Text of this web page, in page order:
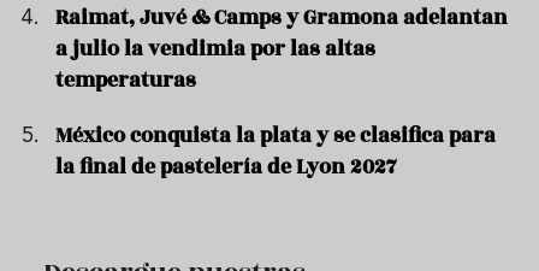
Raimat, Juvé & Camps y Gramona adelantan
a julio la vendimia por las altas
temperaturas
México conquista la plata y se clasifica para
la final de pastelería de Lyon 2027